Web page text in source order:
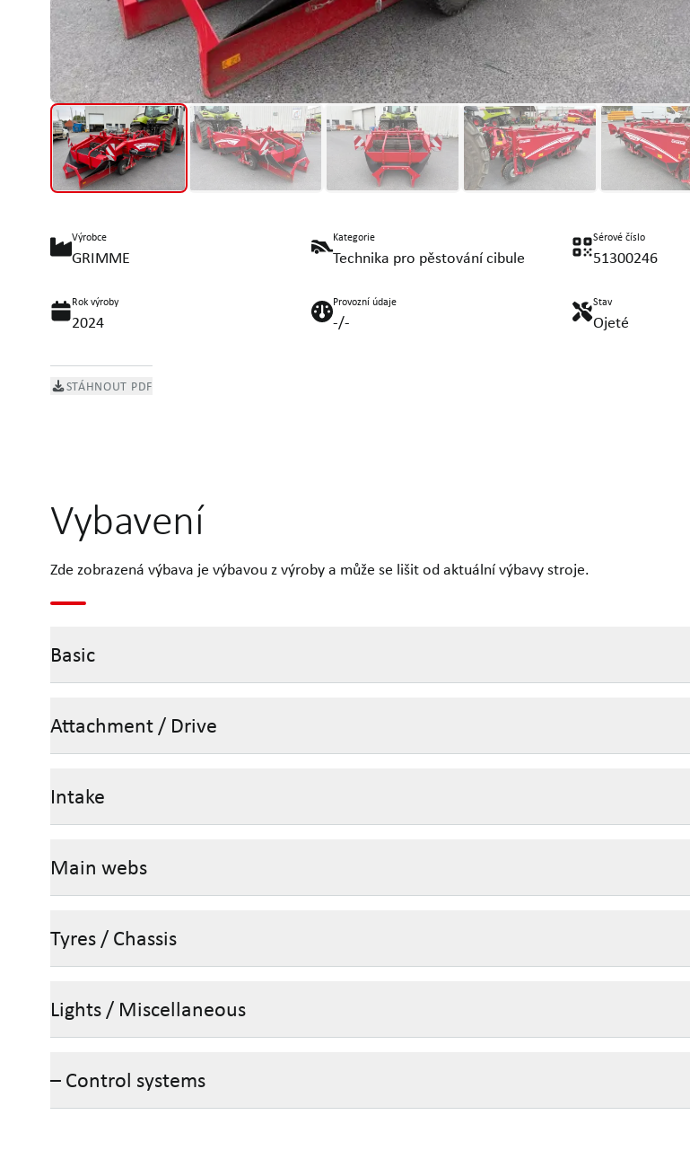
Výrobce
GRIMME
Kategorie
Technika pro pěstování cibule
Sérové číslo
51300246
Rok výroby
2024
Provozní údaje
-/-
Stav
Ojeté
STÁHNOUT PDF
Vybavení
Zde zobrazená výbava je výbavou z výroby a může se lišit od aktuální výbavy stroje.
Basic
Attachment / Drive
Intake
Main webs
Tyres / Chassis
Lights / Miscellaneous
– Control systems